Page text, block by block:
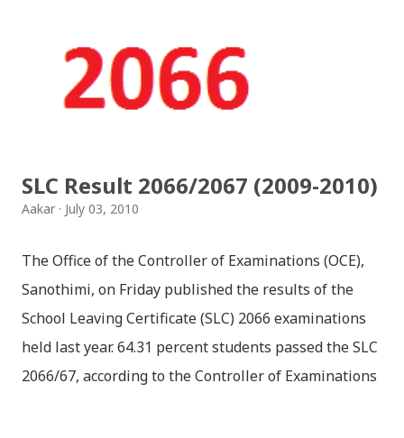
सकिन्छ । थिम हाम्रो नेपाली किबोर्डको यस संस्करणमा नयाँ किबोर्ड
थिम पनि थपिएको छ । हाम्रो नेपाली किबोर्डको सेटिङमा गएर आफूलाई
मन पर्ने थिम छान्न सकिन्छ । डार्क तथा लाइट गरेर हाललाई दुई
SLC Result 2066/2067 (2009-2010)
Aakar July 03, 2010
The Office of the Controller of Examinations (OCE),
Sanothimi, on Friday published the results of the
School Leaving Certificate (SLC) 2066 examinations
held last year. 64.31 percent students passed the SLC
2066/67, according to the Controller of Examinations